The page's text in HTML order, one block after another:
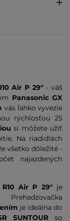
Air P 29"- váš
Panasonic GX
vás ľahko vyvezie
rýchlosťou 25
si môžete užiť
Na riadidlách
všetko dôležité -
najazdených
R10 Air P 29"je
je ideálna do
SUNTOUR so